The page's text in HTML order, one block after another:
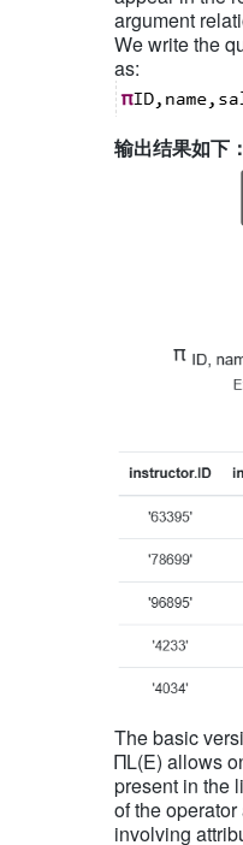
argument
We write the
as:
输出结果如下
The basic
ΠL(E) allows
present in the
of the
involving